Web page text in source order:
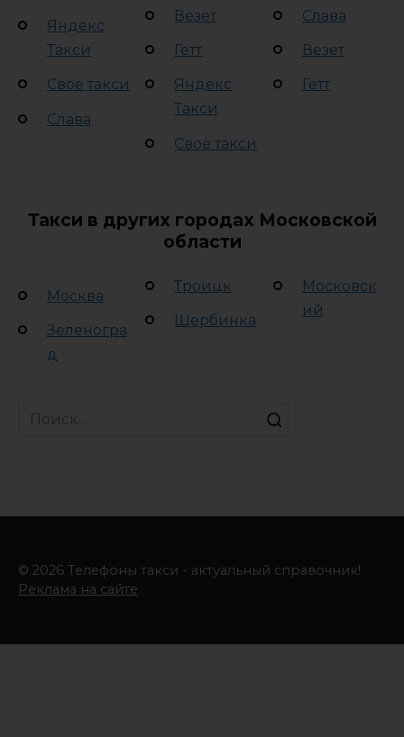
Яндекс
Такси
Своё такси
Слава
Везет
Гетт
Яндекс
Такси
Своё такси
Слава
Везет
Гетт
Такси в других городах Московской
области
Москва
Зеленогра
д
Троицк
Щербинка
Московск
ий
Search
© 2026 Телефоны такси - актуальный справочник!
Реклама на сайте